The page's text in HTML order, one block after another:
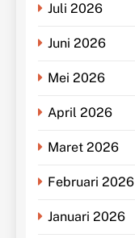
Juli 2026
Juni 2026
Mei 2026
April 2026
Maret 2026
Februari 2026
Januari 2026